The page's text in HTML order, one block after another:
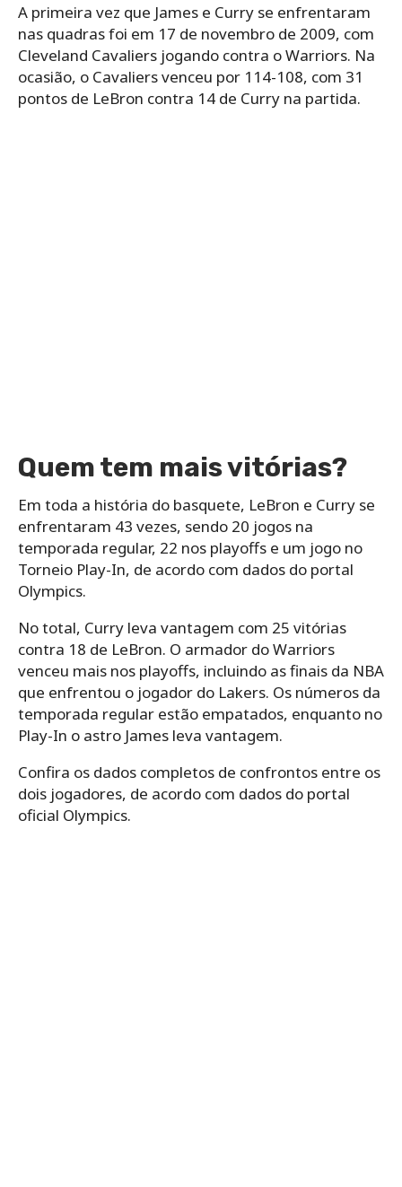
A primeira vez que James e Curry se enfrentaram
nas quadras foi em 17 de novembro de 2009, com
Cleveland Cavaliers jogando contra o Warriors. Na
ocasião, o Cavaliers venceu por 114-108, com 31
pontos de LeBron contra 14 de Curry na partida.
Quem tem mais vitórias?
Em toda a história do basquete, LeBron e Curry se
enfrentaram 43 vezes, sendo 20 jogos na
temporada regular, 22 nos playoffs e um jogo no
Torneio Play-In, de acordo com dados do portal
Olympics.
No total, Curry leva vantagem com 25 vitórias
contra 18 de LeBron. O armador do Warriors
venceu mais nos playoffs, incluindo as finais da NBA
que enfrentou o jogador do Lakers. Os números da
temporada regular estão empatados, enquanto no
Play-In o astro James leva vantagem.
Confira os dados completos de confrontos entre os
dois jogadores, de acordo com dados do portal
oficial Olympics.